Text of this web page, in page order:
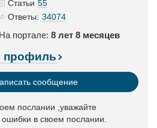
Статьи 55
Ответы: 34074
На портале: 8 лет 8 месяцев
профиль
сообщение
послании ,уважайте
в своем послании.